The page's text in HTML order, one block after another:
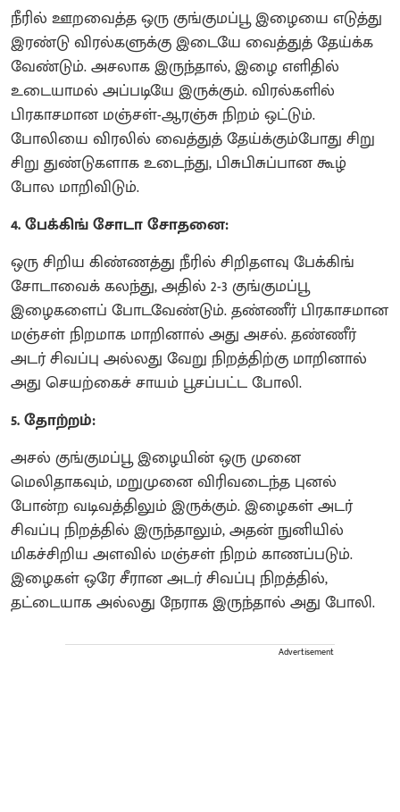
நீரில் ஊறவைத்த ஒரு குங்குமப்பூ இழையை எடுத்து
இரண்டு விரல்களுக்கு இடையே வைத்துத் தேய்க்க
வேண்டும். அசலாக இருந்தால், இழை எளிதில்
உடையாமல் அப்படியே இருக்கும். விரல்களில்
பிரகாசமான மஞ்சள்-ஆரஞ்சு நிறம் ஒட்டும்.
போலியை விரலில் வைத்துத் தேய்க்கும்போது சிறு
சிறு துண்டுகளாக உடைந்து, பிசுபிசுப்பான கூழ்
போல மாறிவிடும்.
4. பேக்கிங் சோடா சோதனை:
ஒரு சிறிய கிண்ணத்து நீரில் சிறிதளவு பேக்கிங்
சோடாவைக் கலந்து, அதில் 2-3 குங்குமப்பூ
இழைகளைப் போடவேண்டும். தண்ணீர் பிரகாசமான
மஞ்சள் நிறமாக மாறினால் அது அசல். தண்ணீர்
அடர் சிவப்பு அல்லது வேறு நிறத்திற்கு மாறினால்
அது செயற்கைச் சாயம் பூசப்பட்ட போலி.
5. தோற்றம்:
அசல் குங்குமப்பூ இழையின் ஒரு முனை
மெலிதாகவும், மறுமுனை விரிவடைந்த புனல்
போன்ற வடிவத்திலும் இருக்கும். இழைகள் அடர்
சிவப்பு நிறத்தில் இருந்தாலும், அதன் நுனியில்
மிகச்சிறிய அளவில் மஞ்சள் நிறம் காணப்படும்.
இழைகள் ஒரே சீரான அடர் சிவப்பு நிறத்தில்,
தட்டையாக அல்லது நேராக இருந்தால் அது போலி.
Advertisement